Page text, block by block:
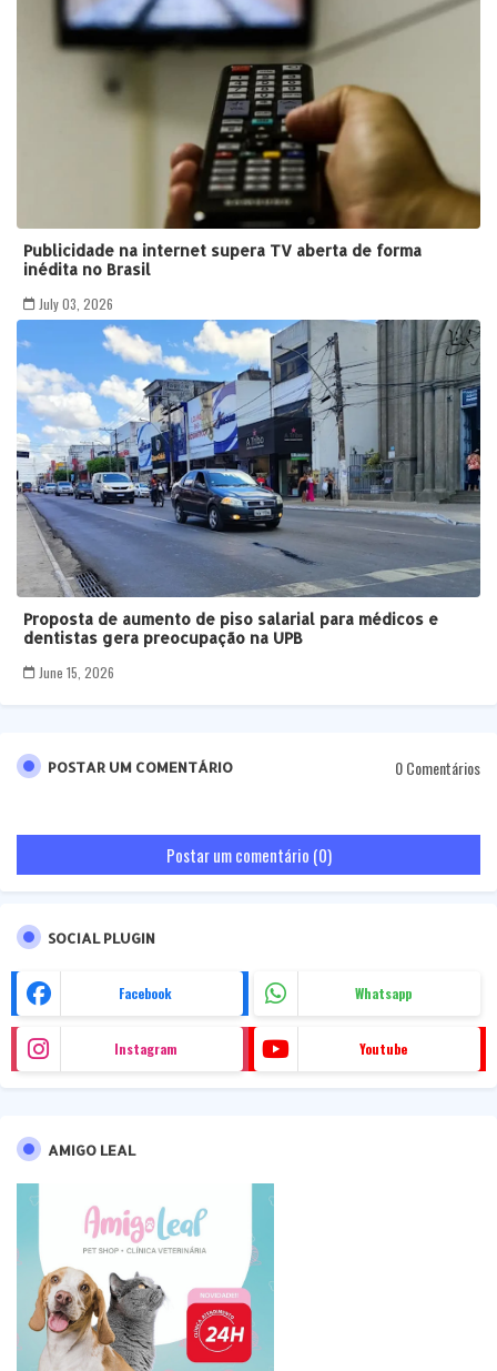
Publicidade na internet supera TV aberta de forma
inédita no Brasil
July 03, 2026
Proposta de aumento de piso salarial para médicos e
dentistas gera preocupação na UPB
June 15, 2026
POSTAR UM COMENTÁRIO 0 Comentários
Postar um comentário (0)
SOCIAL PLUGIN
Facebook Whatsapp
Instagram Youtube
AMIGO LEAL